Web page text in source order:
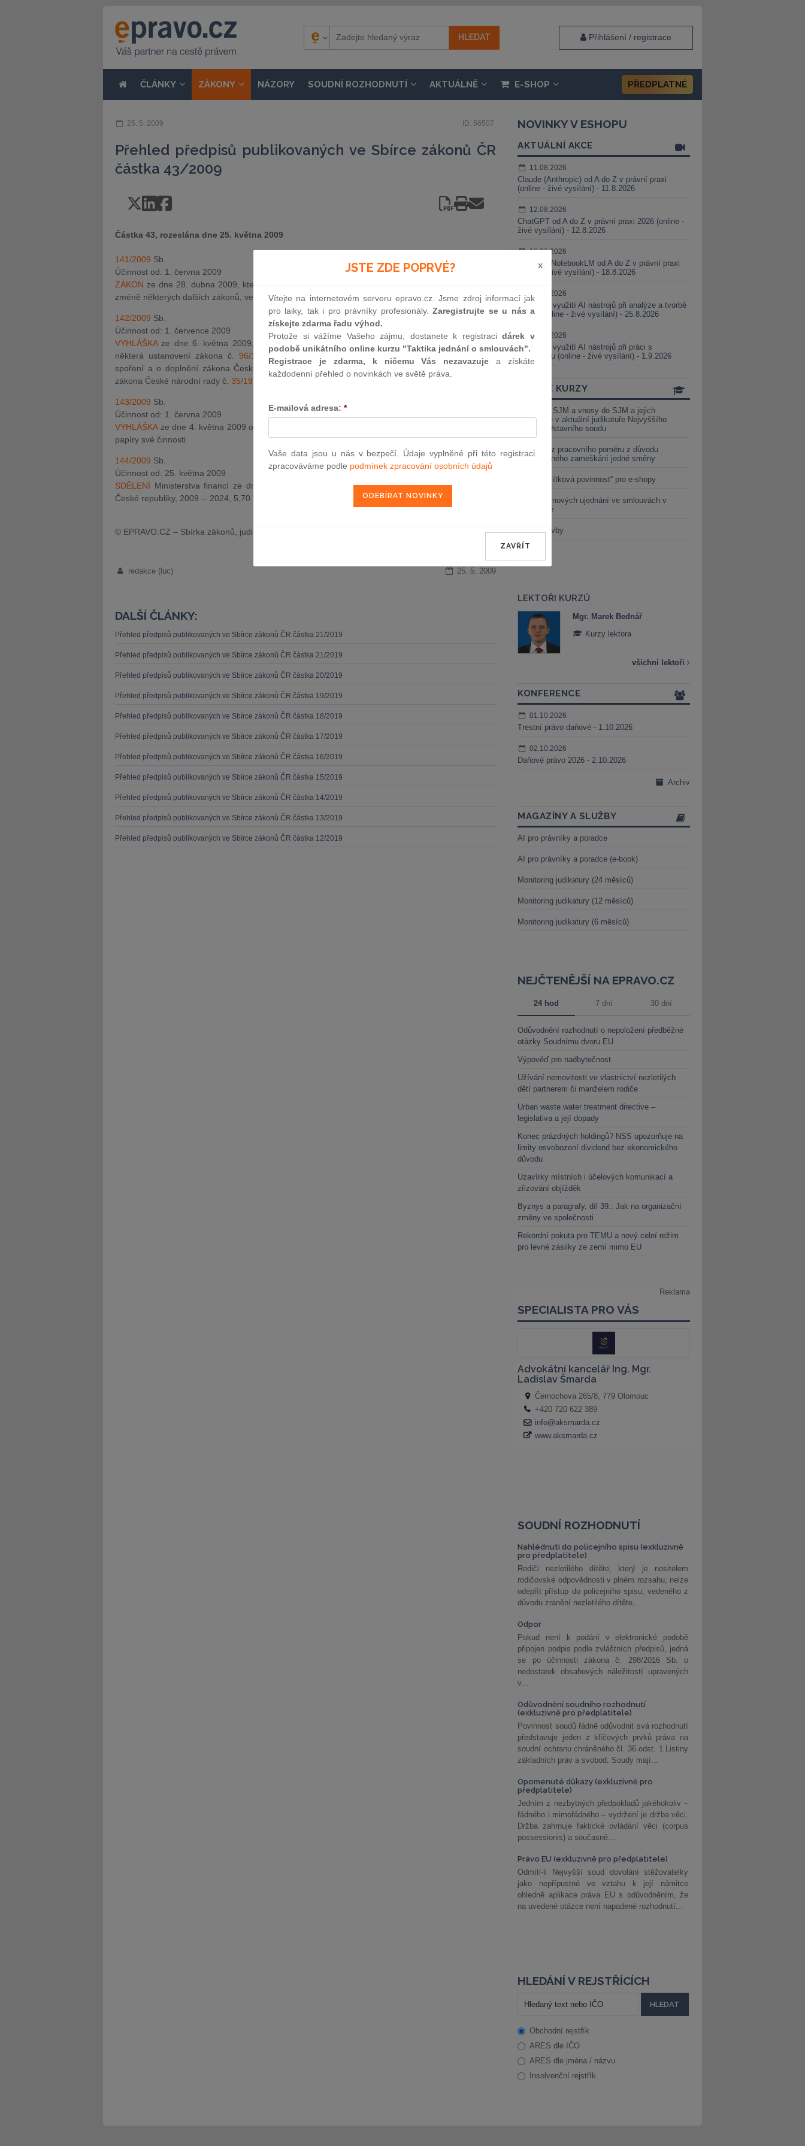
Přihlášení / registrace
ČLÁNKY ZÁKONY NÁZORY SOUDNÍ ROZHODNUTÍ AKTUÁLNĚ E-SHOP PŘEDPLATNÉ
25. 5. 2009 ID: 56507
Přehled předpisů publikovaných ve Sbírce zákonů ČR
částka 43/2009
Částka 43, rozeslána dne 25. května 2009
141/2009 Sb.
Účinnost od: 1. června 2009
ZÁKON ze dne 28. dubna 2009, kterým se mění zákon č.
změně některých dalších zákonů, ve znění pozdějších předpisů, a některé další zákony
142/2009 Sb.
Účinnost od: 1. července 2009
VYHLÁŠKAze dne 6. května 2009, kterou se mění vyhláška č. 236/2005
Sb., kterou se provádí
některá ustanovení zákona č.96/1993
Sb., o stavebním spoření a státní podpoře stavebního
spoření a o doplnění zákona České národní rady č.
586/1992
Sb., o daních z příjmů, ve znění
zákona České národní rady č. 35/1993 Sb., ve znění pozdějších předpisů
143/2009 Sb.
Účinnost od: 1. června 2009
VYHLÁŠKAze dne 4. května 2009 o odbornosti osob, pomocí kterých provádí obchodník s cennými
papíry své činnosti
144/2009 Sb.
Účinnost od: 25. května 2009
SDĚLENÍ Ministerstva financí ze dne 7. května 2009, jímž se určují emisní podmínky Dluhopisu
České republiky, 2009 -- 2024, 5,70 %
© EPRAVO.CZ – Sbírka zákonů, judikatura, právo |
redakce (luc) 25. 5. 2009
DALŠÍ ČLÁNKY:
Přehled předpisů publikovaných ve Sbírce zákonů ČR částka 21/2019
Přehled předpisů publikovaných ve Sbírce zákonů ČR částka 21/2019
Přehled předpisů publikovaných ve Sbírce zákonů ČR částka 20/2019
Přehled předpisů publikovaných ve Sbírce zákonů ČR částka 19/2019
Přehled předpisů publikovaných ve Sbírce zákonů ČR částka 18/2019
Přehled předpisů publikovaných ve Sbírce zákonů ČR částka 17/2019
Přehled předpisů publikovaných ve Sbírce zákonů ČR částka 16/2019
Přehled předpisů publikovaných ve Sbírce zákonů ČR částka 15/2019
Přehled předpisů publikovaných ve Sbírce zákonů ČR částka 14/2019
Přehled předpisů publikovaných ve Sbírce zákonů ČR částka 13/2019
Přehled předpisů publikovaných ve Sbírce zákonů ČR částka 12/2019
NOVINKY V ESHOPU
AKTUÁLNÍ AKCE
11.08.2026
Claude (Anthropic) od A do Z v právní praxi
(online - živé vysílání) - 11.8.2026
12.08.2026
ChatGPT od A do Z v právní praxi 2026 (online -
živé vysílání) - 12.8.2026
18.08.2026
Gemini a NotebookLM od A do Z v právní praxi
(online - živé vysílání) - 18.8.2026
25.08.2026
Praktické využití AI nástrojů při analýze a tvorbě
smluv (online - živé vysílání) - 25.8.2026
01.09.2026
Praktické využití AI nástrojů při práci s
judikaturou (online - živé vysílání) - 1.9.2026
ONLINE KURZY
Vnosy ze SJM a vnosy do SJM a jejich
valorizace v aktuální judikatuře Nejvyššího
soudu a Ústavního soudu
Výpověď z pracovního poměru z důvodu
neomluveného zameškání jedné směny
Nová „tlačítková povinnost“ pro e-shopy
Změna cenových ujednání ve smlouvách v
energetice
Černé stavby
LEKTOŘI KURZŮ
JUDr. Tomáš Nielsen
Kurzy lektora
Mgr. Marek Bednář
Kurzy lektora
všichni lektoři
KONFERENCE
01.10.2026
Trestní právo daňové - 1.10.2026
02.10.2026
Daňové právo 2026 - 2.10.2026
Archiv
MAGAZÍNY A SLUŽBY
AI pro právníky a poradce
AI pro právníky a poradce (e-book)
Monitoring judikatury (24 měsíců)
Monitoring judikatury (12 měsíců)
Monitoring judikatury (6 měsíců)
NEJČTENĚJŠÍ NA EPRAVO.CZ
24 hod 7 dní 30 dní
Odůvodnění rozhodnutí o nepoložení předběžné
otázky Soudnímu dvoru EU
Výpověď pro nadbytečnost
Užívání nemovitosti ve vlastnictví nezletilých
dětí partnerem či manželem rodiče
Urban waste water treatment directive –
legislativa a její dopady
Konec prázdných holdingů? NSS upozorňuje na
limity osvobození dividend bez ekonomického
důvodu
Uzavírky místních i účelových komunikací a
zřizování objížděk
Byznys a paragrafy, díl 39.: Jak na organizační
změny ve společnosti
Rekordní pokuta pro TEMU a nový celní režim
pro levné zásilky ze zemí mimo EU
SOUDNÍ ROZHODNUTÍ
Nahlédnutí do policejního spisu (exkluzivně
pro předplatitele)
Rodiči nezletilého dítěte, který je nositelem
rodičovské odpovědnosti v plném rozsahu, nelze
odepřít přístup do policejního spisu, vedeného z
důvodu zranění nezletilého dítěte,...
Odpor
Pokud není k podání v elektronické podobě
připojen podpis podle zvláštních předpisů, jedná
se po účinnosti zákona č. 298/2016 Sb. o
nedostatek obsahových náležitostí upravených
v...
Odůvodnění soudního rozhodnutí
(exkluzivně pro předplatitele)
Povinnost soudů řádně odůvodnit svá rozhodnutí
představuje jeden z klíčových prvků práva na
soudní ochranu chráněného čl. 36 odst. 1 Listiny
základních práv a svobod. Soudy mají...
Opomenuté důkazy (exkluzivně pro
předplatitele)
Jedním z nezbytných předpokladů jakéhokoliv –
řádného i mimořádného – vydržení je držba věci.
Držba zahrnuje faktické ovládání věci (corpus
possessionis) a současně...
Právo EU (exkluzivně pro předplatitele)
Odmítl-li Nejvyšší soud dovolání stěžovatelky
jako nepřípustné ve vztahu k její námitce
ohledně aplikace práva EU s odůvodněním, že
na uvedené otázce není napadené rozhodnutí...
HLEDÁNÍ V REJSTŘÍCÍCH
Obchodní rejstřík
ARES dle IČO
ARES dle jména / názvu
Insolvenční rejstřík
JSTE ZDE POPRVÉ? x
Vítejte na internetovém serveru epravo.cz. Jsme zdroj informací jak
pro laiky, tak i pro právníky profesionály.Zaregistrujte se u nás a
získejte zdarma řadu výhod.
Protože si vážíme Vašeho zájmu, dostanete k registracidárek v
podobě unikátního online kurzu "Taktika jednání o smlouvách".
Registrace je zdarma, k ničemu Vás nezavazuje a získáte
každodenní přehled o novinkách ve světě práva.
E-mailová adresa: *
Vaše data jsou u nás v bezpečí. Údaje vyplněné při této registraci
zpracováváme podle podmínek zpracování osobních údajů
ZAVŘÍT